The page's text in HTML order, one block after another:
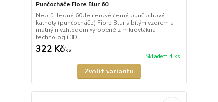
Punčocháče Fiore Blur 60
Neprůhledné 60denierové černé punčochové
kalhoty (punčocháče) Fiore Blur s bílým vzorem a
matným vzhledem vyrobené z mikrovlákna
technologií 3D. ...
322 Kč/ks
Skladem 4 ks
Zvolit variantu